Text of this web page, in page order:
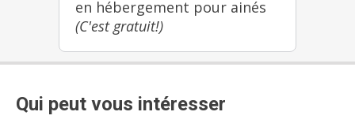
le respect et la communication ainsi que l’entraide
L’attitude positive avec nos résidents : compassion,
patience, douceur, réconfort, professionnalisme,
vouvoiement, respect de la dignité, sourire et un grain
de bonheur La fiabilité est la capacité de pouvoir
au travail La qualité des services c’est d’accomplir les
tâches avec soin, de manière autonome,
en hébergement pour ainés
(C'est gratuit!)
Qui peut vous intéresser